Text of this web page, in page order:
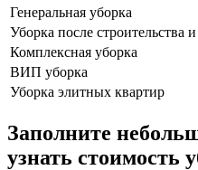
Генеральная уборка
Уборка после строительства
Комплексная уборка
ВИП уборка
Уборка элитных квартир
Заполните
узнать стоимость